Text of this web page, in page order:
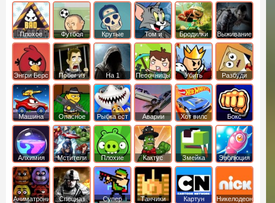
Плохое
мороженое
Футбол
головами
Крутые
Том и
джерри
Бродилки
Приключения
Выживание
Энгри Берс
Побег из
тюрьмы
На 1 Песочницы
Убить
короля
Разбуди
коробку
Машина
ест
машину
Опасное
оружие
Рыбка ест
рыбку
Аварии
машин
Хот вилс Бокс
Алхимия Мстители
Плохие
свинки
Кактус
маккой
Змейка Эволюция
Аниматроники Спецназ
Супер
Танчики
Картун
Никелодеон